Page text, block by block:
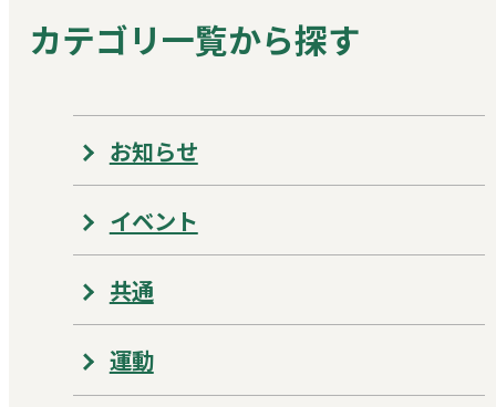
カテゴリ一覧から探す
お知らせ
イベント
共通
運動